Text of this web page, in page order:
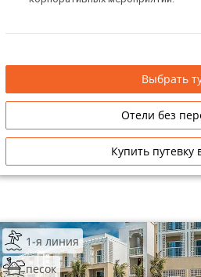
Выбрать
Отели без
Купить путевку
1-я линия
песок